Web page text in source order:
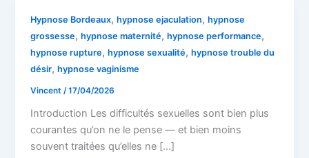
Hypnose Bordeaux,hypnose ejaculation,hypnose
grossesse,hypnose maternité,hypnose performance,
hypnose rupture,hypnose sexualité,hypnose trouble du
désir,hypnose vaginisme
Vincent /17/04/2026
Introduction Les difficultés sexuelles sont bien plus
courantes qu’on ne le pense — et bien moins
souvent traitées qu’elles ne […]